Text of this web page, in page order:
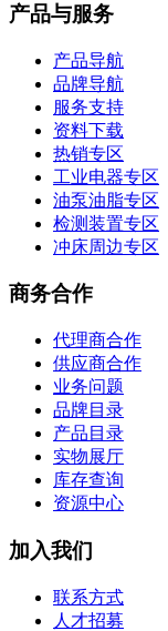
产品与服务
产品导航
品牌导航
服务支持
资料下载
热销专区
工业电器专区
油泵油脂专区
检测装置专区
冲床周边专区
商务合作
代理商合作
供应商合作
业务问题
品牌目录
产品目录
实物展厅
库存查询
资源中心
加入我们
联系方式
人才招募